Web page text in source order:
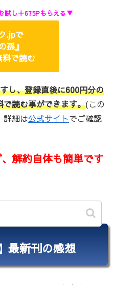
試し＋675Pもらえる▼
.jpで
孫』
で読む
し、登録直後に600円分の
読む事ができます。(この
詳細は公式サイトでご確認
解約自体も簡単です
最新刊の感想